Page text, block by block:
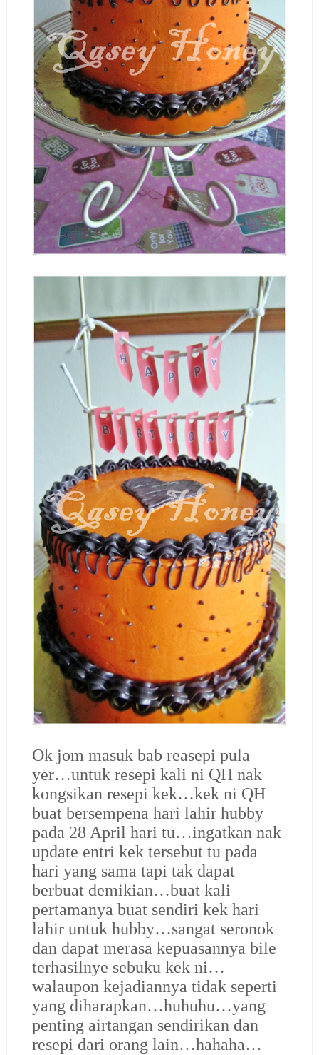
Ok jom masuk bab reasepi pula
yer…untuk resepi kali ni QH nak
kongsikan resepi kek…kek ni QH
buat bersempena hari lahir hubby
pada 28 April hari tu…ingatkan nak
update entri kek tersebut tu pada
hari yang sama tapi tak dapat
berbuat demikian…buat kali
pertamanya buat sendiri kek hari
lahir untuk hubby…sangat seronok
dan dapat merasa kepuasannya bile
terhasilnye sebuku kek ni…
walaupon kejadiannya tidak seperti
yang diharapkan…huhuhu…yang
penting airtangan sendirikan dan
resepi dari orang lain…hahaha…